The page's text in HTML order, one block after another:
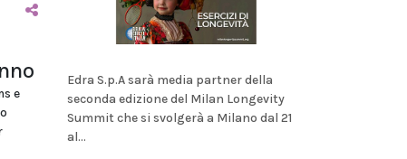
e
Edra S.p.A sarà media partner della
seconda edizione del Milan Longevity
Summit che si svolgerà a Milano dal 21
al...